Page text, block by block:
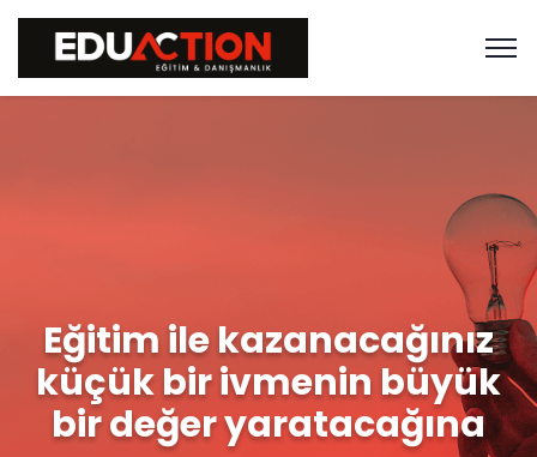
Eğitim ile kazanacağınız
küçük bir ivmenin büyük
bir değer yaratacağına